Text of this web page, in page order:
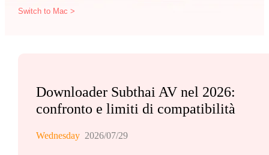
Switch to Mac >
Downloader Subthai AV nel 2026:
confronto e limiti di compatibilità
Wednesday 2026/07/29